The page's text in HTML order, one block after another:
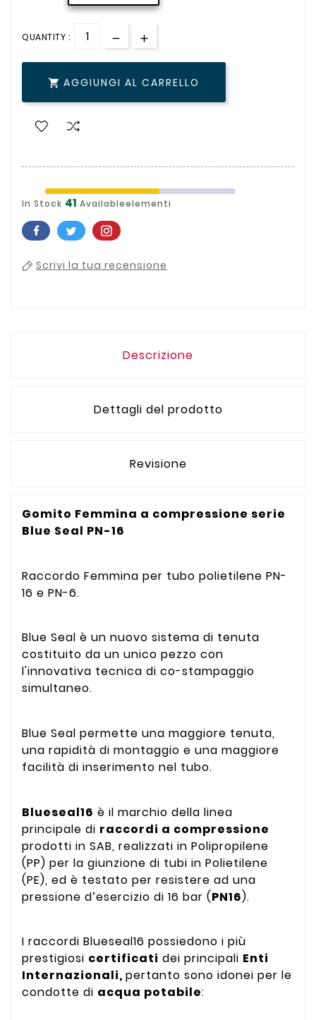
QUANTITY :
 AGGIUNGI AL CARRELLO
In Stock 41 Availableelementi
Scrivi la tua recensione
Descrizione
Dettagli del prodotto
Revisione
Gomito Femmina a compressione serie
Blue Seal PN-16
Raccordo Femmina per tubo polietilene PN-
16 e PN-6.
Blue Seal è un nuovo sistema di tenuta
costituito da un unico pezzo con
l'innovativa tecnica di co-stampaggio
simultaneo.
Blue Seal permette una maggiore tenuta,
una rapidità di montaggio e una maggiore
facilità di inserimento nel tubo.
Blueseal16 è il marchio della linea
principale di raccordi a compressione
prodotti in SAB, realizzati in Polipropilene
(PP) per la giunzione di tubi in Polietilene
(PE), ed è testato per resistere ad una
pressione d’esercizio di 16 bar (PN16).
I raccordi Blueseal16 possiedono i più
prestigiosi certificati dei principali Enti
Internazionali, pertanto sono idonei per le
condotte di acqua potabile: